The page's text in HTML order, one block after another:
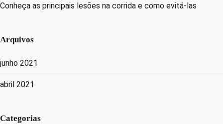
Conheça as principais lesões na corrida e como evitá-las
Arquivos
junho 2021
abril 2021
Categorias